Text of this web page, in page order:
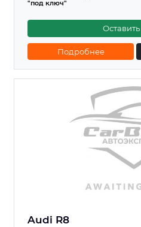
"под ключ"
Подробнее
Audi R8